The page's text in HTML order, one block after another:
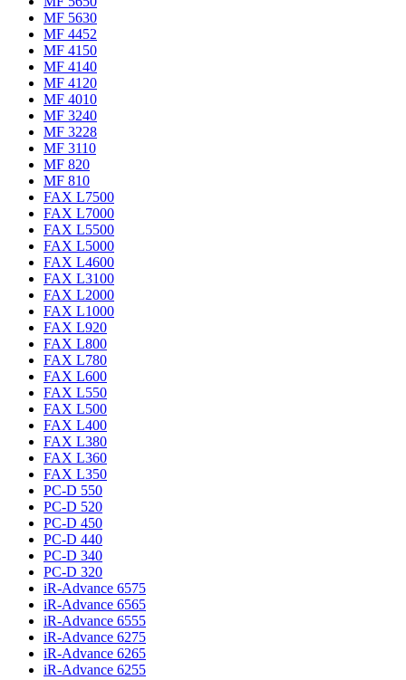
MF 5630
MF 4452
MF 4150
MF 4140
MF 4120
MF 4010
MF 3240
MF 3228
MF 3110
MF 820
MF 810
FAX L7500
FAX L7000
FAX L5500
FAX L5000
FAX L4600
FAX L3100
FAX L2000
FAX L1000
FAX L920
FAX L800
FAX L780
FAX L600
FAX L550
FAX L500
FAX L400
FAX L380
FAX L360
FAX L350
PC-D 550
PC-D 520
PC-D 450
PC-D 440
PC-D 340
PC-D 320
iR-Advance 6575
iR-Advance 6565
iR-Advance 6555
iR-Advance 6275
iR-Advance 6265
iR-Advance 6255